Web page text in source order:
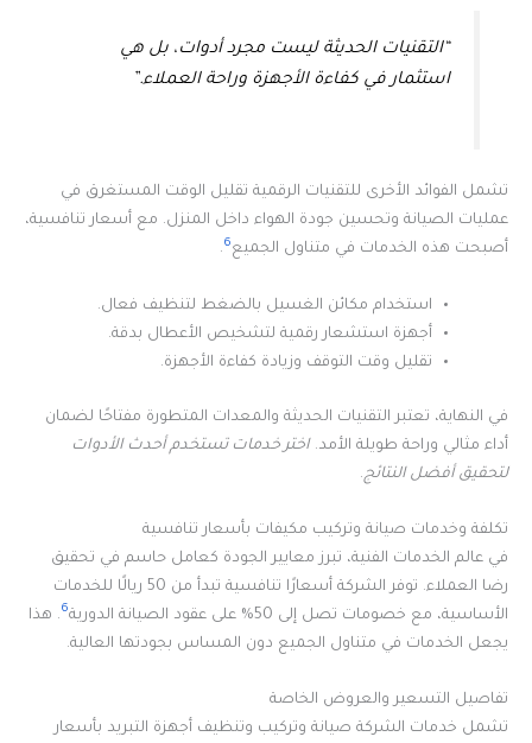
“التقنيات الحديثة ليست مجرد أدوات، بل هي
استثمار في كفاءة الأجهزة وراحة العملاء.”
تشمل الفوائد الأخرى للتقنيات الرقمية تقليل الوقت المستغرق في
عمليات الصيانة وتحسين جودة الهواء داخل المنزل. مع أسعار تنافسية،
أصبحت هذه الخدمات في متناول الجميع6
.
استخدام مكائن الغسيل بالضغط لتنظيف فعال.
أجهزة استشعار رقمية لتشخيص الأعطال بدقة.
تقليل وقت التوقف وزيادة كفاءة الأجهزة.
في النهاية، تعتبر التقنيات الحديثة والمعدات المتطورة مفتاحًا لضمان
أداء مثالي وراحة طويلة الأمد. اختر خدمات تستخدم أحدث الأدوات
لتحقيق أفضل النتائج.
تكلفة وخدمات صيانة وتركيب مكيفات بأسعار تنافسية
في عالم الخدمات الفنية، تبرز معايير الجودة كعامل حاسم في تحقيق
رضا العملاء. توفر الشركة أسعارًا تنافسية تبدأ من 50 ريالًا للخدمات
الأساسية، مع خصومات تصل إلى 50% على عقود الصيانة الدورية
6. هذا
يجعل الخدمات في متناول الجميع دون المساس بجودتها العالية.
تفاصيل التسعير والعروض الخاصة
تشمل خدمات الشركة صيانة وتركيب وتنظيف أجهزة التبريد بأسعار